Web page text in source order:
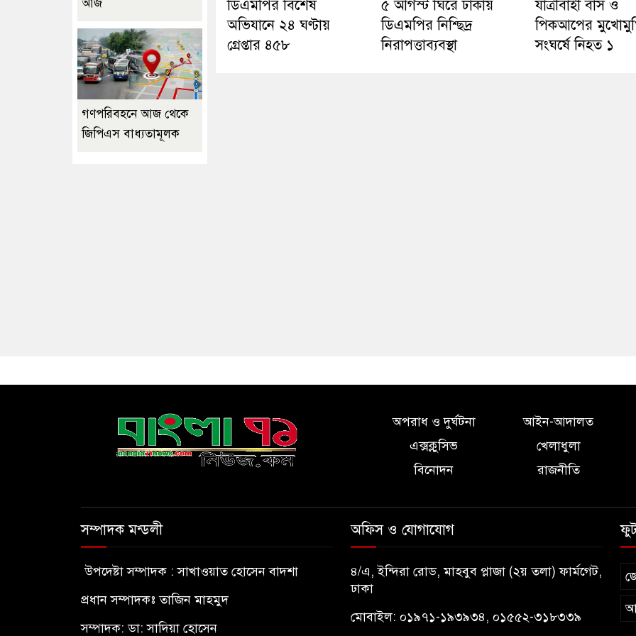
ডিএমপির বিশেষ
অভিযানে ২৪ ঘণ্টায়
গ্রেপ্তার ৪৫৮
৫ আগস্ট ঘিরে ঢাকায়
ডিএমপির নিশ্ছিদ্র
নিরাপত্তাব্যবস্থা
যাত্রীবাহী বাস ও
পিকআপের
সংঘর্ষে নিহত ১
আজ
গণপরিবহনে আজ থেকে
জিপিএস বাধ্যতামূলক
অপরাধ ও দুর্ঘটনা
আইন-আদালত
এক্সক্লুসিভ
খেলাধুলা
বিনোদন
রাজনীতি
সম্পাদক মন্ডলী
উপদেষ্টা সম্পাদক : সাখাওয়াত হোসেন বাদশা
প্রধান সম্পাদকঃ তাজিন মাহমুদ
সম্পাদক: ডা: সাদিয়া হোসেন
অফিস ও যোগাযোগ
৪/এ, ইন্দিরা রোড, মাহবুব প্লাজা (২য় তলা) ফার্মগেট,
ঢাকা
মোবাইল: ০১৯৭১-১৯৩৯৩৪, ০১৫৫২-৩১৮৩৩৯